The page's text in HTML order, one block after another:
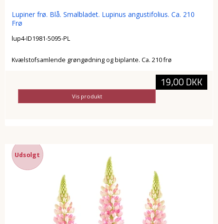
Lupiner frø. Blå. Smalbladet. Lupinus angustifolius. Ca. 210
Frø
lup4-ID1981-5095-PL
Kvælstofsamlende grøngødning og biplante. Ca. 210 frø
19,00 DKK
Vis produkt
Udsolgt